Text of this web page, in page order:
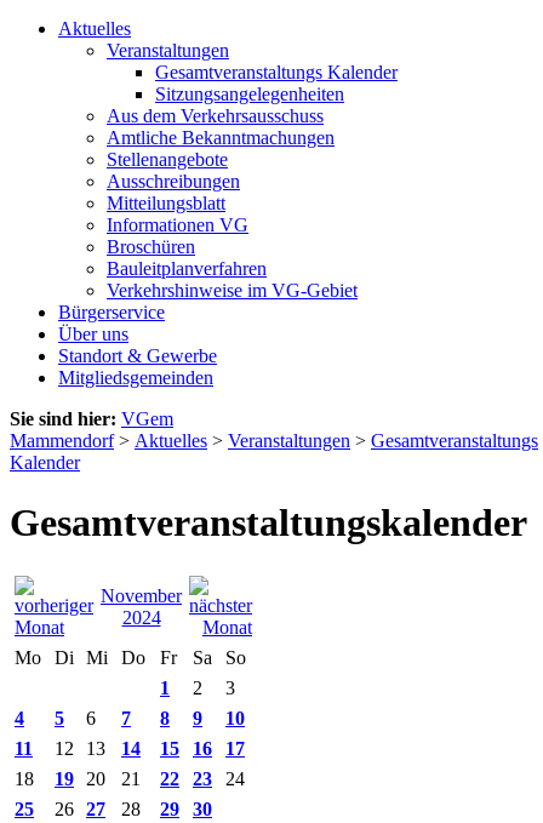
Aktuelles
Veranstaltungen
Gesamtveranstaltungs Kalender
Sitzungsangelegenheiten
Aus dem Verkehrsausschuss
Amtliche Bekanntmachungen
Stellenangebote
Ausschreibungen
Mitteilungsblatt
Informationen VG
Broschüren
Bauleitplanverfahren
Verkehrshinweise im VG-Gebiet
Bürgerservice
Über uns
Standort & Gewerbe
Mitgliedsgemeinden
Sie sind hier: VGem
Mammendorf> Aktuelles > Veranstaltungen > Gesamtveranstaltungs
Kalender
Gesamtveranstaltungskalender
November
2024
Mo
Di Mi Do Fr Sa
So
1
2
3
4
5 6 7 8 9
10
11
12 13 14 15 16
17
18
19 20 21 22 23
24
25
26 27 28 29
30